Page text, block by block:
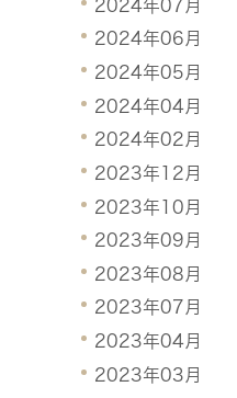
2024年07月
2024年06月
2024年05月
2024年04月
2024年02月
2023年12月
2023年10月
2023年09月
2023年08月
2023年07月
2023年04月
2023年03月